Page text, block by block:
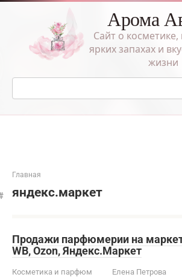
Перейти
Арома
Сайт о
ярких запахах и
жизни
Поиск:
Главная
яндекс.маркет
Продажи парфюмерии на
WB, Ozon, Яндекс.Маркет
Косметика и парфюм Елена Петрова